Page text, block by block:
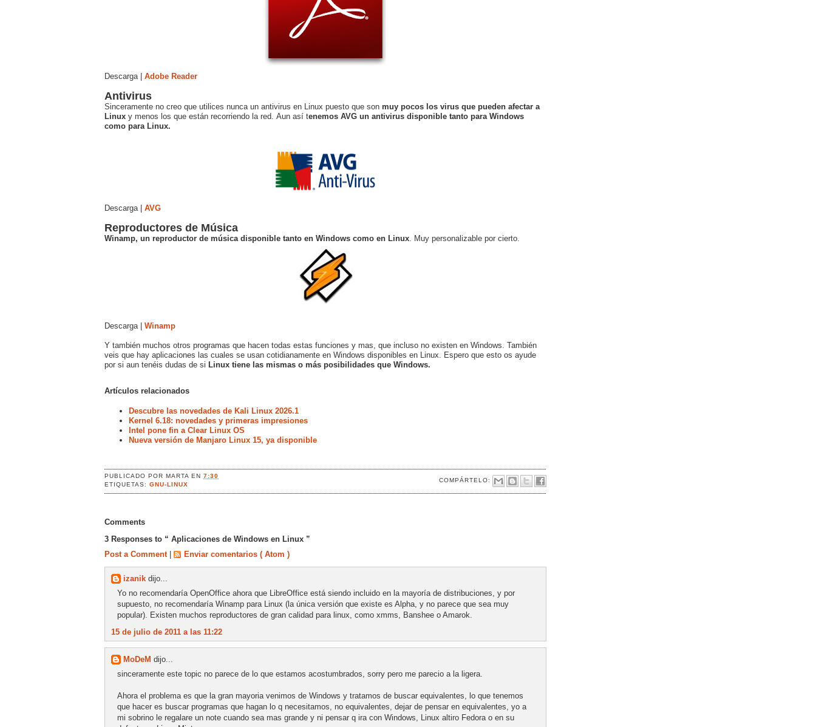
Descarga | Adobe Reader
Antivirus
Sinceramente no creo que utilices nunca un antivirus en Linux puesto que son muy pocos los virus que pueden afectar a
Linux y menos los que están recorriendo la red. Aun así tenemos AVG un antivirus disponible tanto para Windows
como para Linux.
Descarga | AVG
Reproductores de Música
Winamp, un reproductor de música disponible tanto en Windows como en Linux . Muy personalizable por cierto.
Descarga | Winamp
Y también muchos otros programas que hacen todas estas funciones y mas, que incluso no existen en Windows. También
veis que hay aplicaciones las cuales se usan cotidianamente en Windows disponibles en Linux. Espero que esto os ayude
por si aun tenéis dudas de si Linux tiene las mismas o más posibilidades que Windows.
Artículos relacionados
Descubre las novedades de Kali Linux 2026.1
Kernel 6.18: novedades y primeras impresiones
Intel pone fin a Clear Linux OS
Nueva versión de Manjaro Linux 15, ya disponible
PUBLICADO PORMARTAEN7:30
COMPÁRTELO:
ETIQUETAS:GNU-LINUX
Comments
3 Responses to “ Aplicaciones de Windows en Linux ”
Post a Comment
Enviar comentarios ( Atom )
izanik dijo...
Yo no recomendaría OpenOffice ahora que LibreOffice está siendo incluido en la mayoría de distribuciones, y por
supuesto, no recomendaría Winamp para Linux (la única versión que existe es Alpha, y no parece que sea muy
popular). Existen muchos reproductores de gran calidad para linux, como xmms, Banshee o Amarok.
15 de julio de 2011 a las 11:22
MoDeM dijo...
sinceramente este topic no parece de lo que estamos acostumbrados, sorry pero me parecio a la ligera.
Ahora el problema es que la gran mayoria venimos de Windows y tratamos de buscar equivalentes, lo que tenemos
que hacer es buscar programas que hagan lo q necesitamos, no equivalentes, dejar de pensar en equivalentes, yo a
mi sobrino le regalare un note cuando sea mas grande y ni pensar q ira con Windows, Linux altiro Fedora o en su